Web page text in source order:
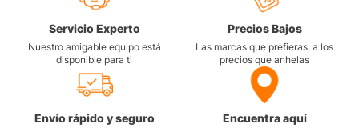
Servicio Experto
Nuestro amigable equipo está
disponible para ti
Precios Bajos
Las marcas que prefieras, a los
precios que anhelas
Envío rápido y seguro Encuentra aquí